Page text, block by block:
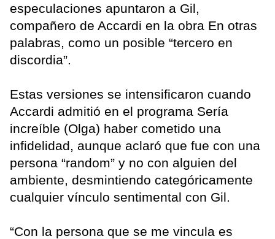
especulaciones apuntaron a Gil,
compañero de Accardi en la obra En otras
palabras, como un posible “tercero en
discordia”.
Estas versiones se intensificaron cuando
Accardi admitió en el programa Sería
increíble (Olga) haber cometido una
infidelidad, aunque aclaró que fue con una
persona “random” y no con alguien del
ambiente, desmintiendo categóricamente
cualquier vínculo sentimental con Gil.
“Con la persona que se me vincula es